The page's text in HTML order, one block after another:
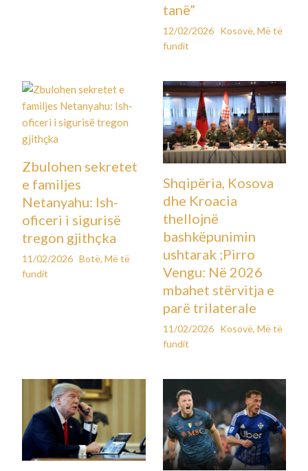
tanë”
12/02/2026 Kosovë, Më të
fundit
Zbulohen sekretet
e familjes
Netanyahu: Ish-
oficeri i sigurisë
tregon gjithçka
11/02/2026 Botë,Më të
fundit
Shqipëria, Kosova
dhe Kroacia
thellojnë
bashkëpunimin
ushtarak ;Pirro
Vengu: Në 2026
mbahet stërvitja e
parë trilaterale
11/02/2026 Kosovë, Më të
fundit